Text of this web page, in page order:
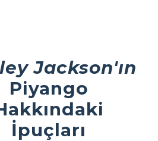
Jackson'ın
Piyango
İpuçları